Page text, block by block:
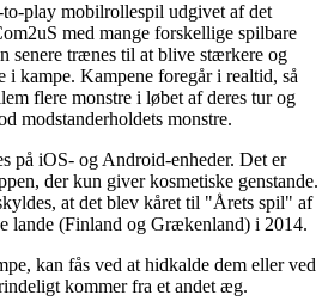
to-play mobilrollespil udgivet af det
med mange forskellige spilbare
senere trænes til at blive stærkere og
i kampe. Kampene foregår i realtid, så
flere monstre i løbet af deres tur og
modstanderholdets monstre.
på iOS- og Android-enheder. Det er
der kun giver kosmetiske genstande.
at det blev kåret til "Årets spil" af
lande (Finland og Grækenland) i 2014.
kan fås ved at hidkalde dem eller ved
kommer fra et andet æg.